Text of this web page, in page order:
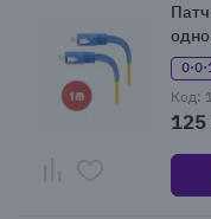
SU-
Код:
125